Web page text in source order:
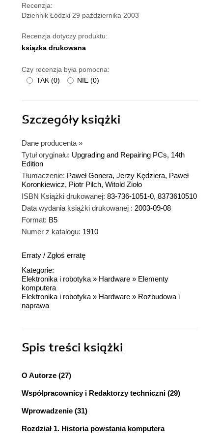
Recenzja:
Dziennik Łódzki 29 października 2003
Recenzja dotyczy produktu:
ksiązka drukowana
Czy recenzja była pomocna:
TAK (0) NIE (0)
Szczegółyksiążki
Dane producenta »
Tytuł oryginału: Upgrading and Repairing PCs, 14th
Edition
Tłumaczenie: Paweł Gonera, Jerzy Kędziera, Paweł
Koronkiewicz, Piotr Pilch, Witold Zioło
ISBN Książki drukowanej: 83-736-1051-0, 8373610510
Data wydania książki drukowanej : 2003-09-08
Format: B5
Numer z katalogu: 1910
Erraty / Zgłoś erratę
Kategorie:
Elektronika i robotyka» Hardware » Elementy
komputera
Elektronika i robotyka» Hardware » Rozbudowa i
naprawa
Spis treści książki
O Autorze (27)
Współpracownicy i Redaktorzy techniczni (29)
Wprowadzenie (31)
Rozdział 1. Historia powstania komputera